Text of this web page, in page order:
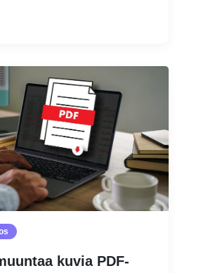
kuvia PDF-